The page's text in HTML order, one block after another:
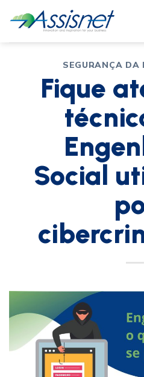
SEGURANÇA DA
Fique
Social